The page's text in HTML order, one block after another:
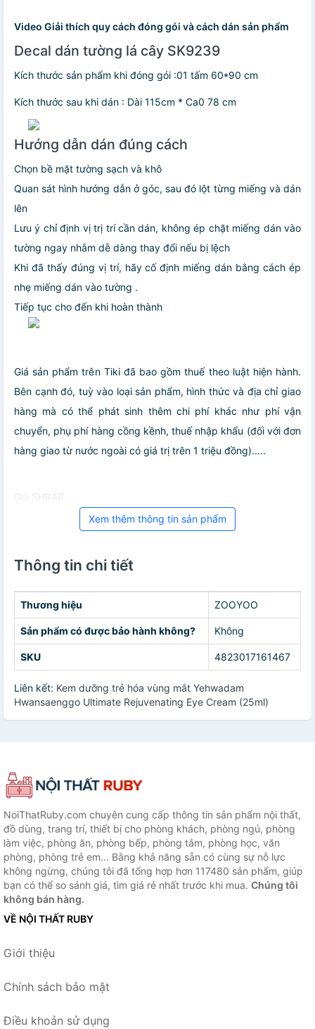
Video Giải thích quy cách đóng gói và cách dán sản phẩm
Decal dán tường lá cây SK9239
Kích thước sản phẩm khi đóng gói :01 tấm 60*90 cm
Kích thước sau khi dán : Dài 115cm * Ca0 78 cm
Hướng dẫn dán đúng cách
Chọn bề mặt tường sạch và khô
Quan sát hình hướng dẫn ở góc, sau đó lột từng miếng và dán
lên
Lưu ý chỉ định vị trị trí cần dán, không ép chặt miếng dán vào
tường ngay nhằm dễ dàng thay đổi nếu bị lệch
Khi đã thấy đúng vị trí, hãy cố định miếng dán bằng cách ép
nhẹ miếng dán vào tường .
Tiếp tục cho đến khi hoàn thành
Giá sản phẩm trên Tiki đã bao gồm thuế theo luật hiện hành.
Bên cạnh đó, tuỳ vào loại sản phẩm, hình thức và địa chỉ giao
hàng mà có thể phát sinh thêm chi phí khác như phí vận
chuyển, phụ phí hàng cồng kềnh, thuế nhập khẩu (đối với đơn
hàng giao từ nước ngoài có giá trị trên 1 triệu đồng).....
Giá SHRAP
Xem thêm thông tin sản phẩm
Thông tin chi tiết
Thương hiệu ZOOYOO
Sản phẩm có được bảo hành không? Không
SKU 4823017161467
Liên kết: Kem dưỡng trẻ hóa vùng mắt Yehwadam
Hwansaenggo Ultimate Rejuvenating Eye Cream (25ml)
NoiThatRuby.com chuyên cung cấp thông tin sản phẩm nội thất,
đồ dùng, trang trí, thiết bị cho phòng khách, phòng ngủ, phòng
làm việc, phòng ăn, phòng bếp, phòng tắm, phòng học, văn
phòng, phòng trẻ em... Bằng khả năng sẵn có cùng sự nỗ lực
không ngừng, chúng tôi đã tổng hợp hơn 117480 sản phẩm, giúp
bạn có thể so sánh giá, tìm giá rẻ nhất trước khi mua. Chúng tôi
không bán hàng.
VỀ NỘI THẤT RUBY
Giới thiệu
Chính sách bảo mật
Điều khoản sử dụng